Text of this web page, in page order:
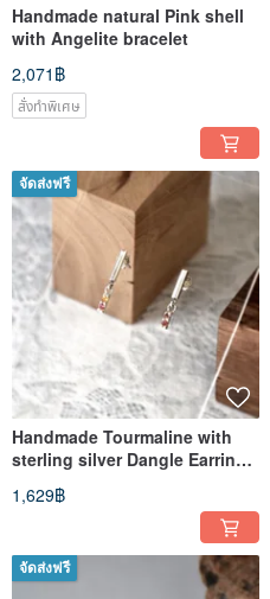
Handmade natural Pink shell
with Angelite bracelet
2,071฿
สั่งทำพิเศษ
จัดส่งฟรี
Handmade Tourmaline with
sterling silver Dangle Earring,
Birthstone for Oct
1,629฿
จัดส่งฟรี